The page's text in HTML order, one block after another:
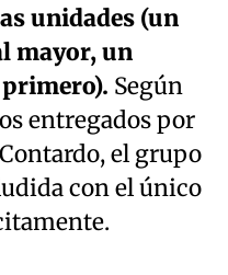
unidades (un
mayor, un
Según
entregados por
el grupo
con el único